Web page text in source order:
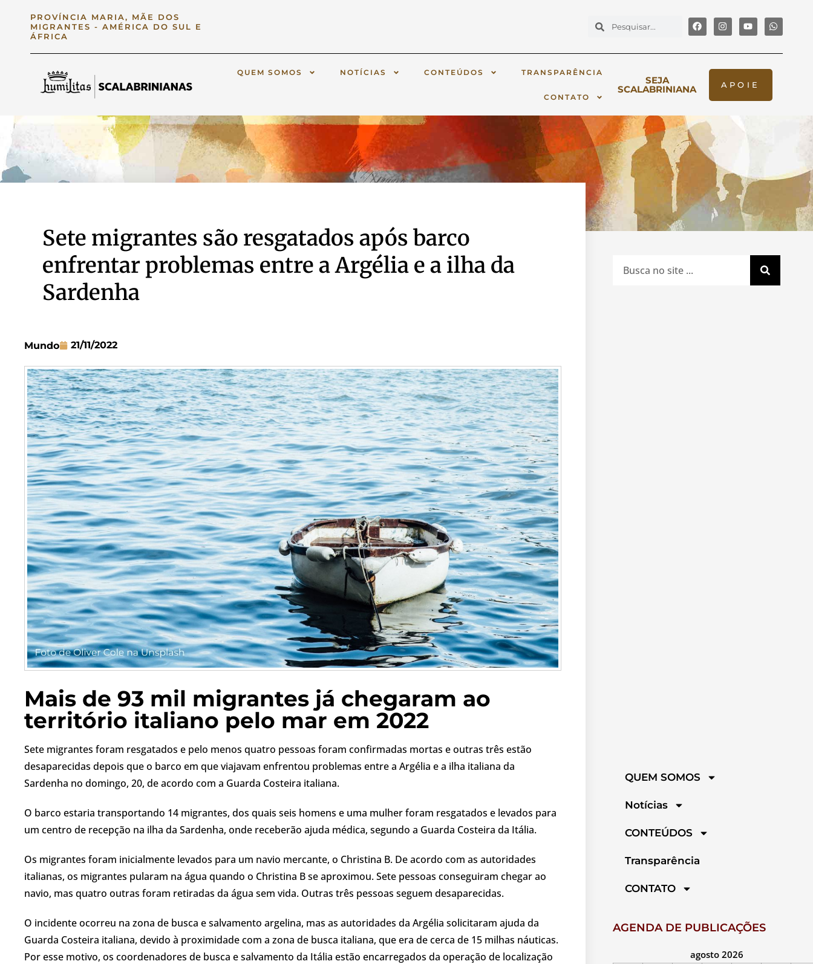
PROVÍNCIA MARIA, MÃE DOS
MIGRANTES - AMÉRICA DO SUL E
ÁFRICA
QUEM SOMOS NOTÍCIAS CONTEÚDOS TRANSPARÊNCIA
CONTATO
SEJA
SCALABRINIANA APOIE
Sete migrantes são resgatados após barco
enfrentar problemas entre a Argélia e a ilha da
Sardenha
Mundo 21/11/2022
Mais de 93 mil migrantes já chegaram ao
território italiano pelo mar em 2022
Sete migrantes foram resgatados e pelo menos quatro pessoas foram confirmadas mortas e outras três estão
desaparecidas depois que o barco em que viajavam enfrentou problemas entre a Argélia e a ilha italiana da
Sardenha no domingo, 20, de acordo com a Guarda Costeira italiana.
O barco estaria transportando 14 migrantes, dos quais seis homens e uma mulher foram resgatados e levados para
um centro de recepção na ilha da Sardenha, onde receberão ajuda médica, segundo a Guarda Costeira da Itália.
Os migrantes foram inicialmente levados para um navio mercante, o Christina B. De acordo com as autoridades
italianas, os migrantes pularam na água quando o Christina B se aproximou. Sete pessoas conseguiram chegar ao
navio, mas quatro outras foram retiradas da água sem vida. Outras três pessoas seguem desaparecidas.
O incidente ocorreu na zona de busca e salvamento argelina, mas as autoridades da Argélia solicitaram ajuda da
Guarda Costeira italiana, devido à proximidade com a zona de busca italiana, que era de cerca de 15 milhas náuticas.
Por esse motivo, os coordenadores de busca e salvamento da Itália estão encarregados da operação de localização
QUEM SOMOS
Notícias
CONTEÚDOS
Transparência
CONTATO
AGENDA DE PUBLICAÇÕES
agosto 2026